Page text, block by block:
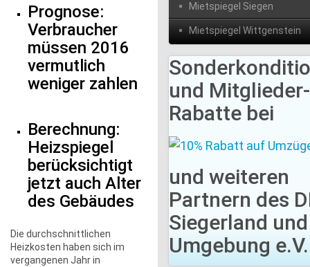
Prognose:
Verbraucher
müssen 2016
vermutlich
weniger zahlen
Berechnung:
Heizspiegel
berücksichtigt
jetzt auch Alter
des Gebäudes
Die durchschnittlichen
Heizkosten haben sich im
vergangenen Jahr in
Mietspiegel Siegen
Mietspiegel Wittgenstein
und Mitglieder-
Rabatte bei
und weiteren
Partnern des
Siegerland und
Umgebung